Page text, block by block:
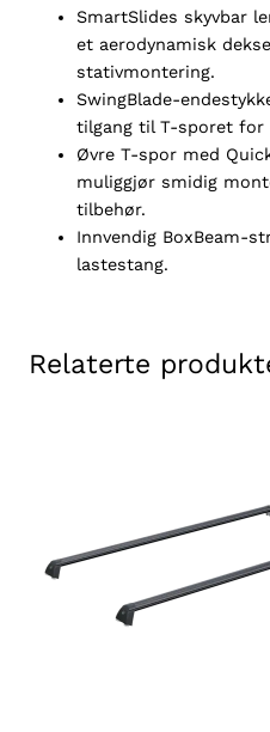
SmartSlides skyvbar
et aerodynamisk
stativmontering.
SwingBlade-
tilgang til T-sporet for
Øvre T-spor med
muliggjør smidig
tilbehør.
Innvendig BoxBeam-
lastestang.
Relaterte